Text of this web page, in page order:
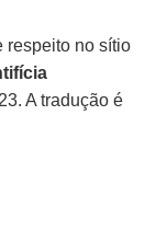
respeito no sítio
A tradução é